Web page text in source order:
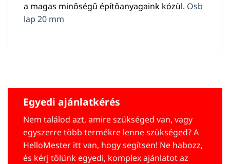
a magas minőségű építőanyagaink közül. Osb
lap 20 mm
Egyedi ajánlatkérés
Nem találod azt, amire szükséged van, vagy
egyszerre több termékre lenne szükséged? A
HelloMester itt van, hogy segítsen! Ne habozz,
és kérj tőlünk egyedi, komplex ajánlatot az